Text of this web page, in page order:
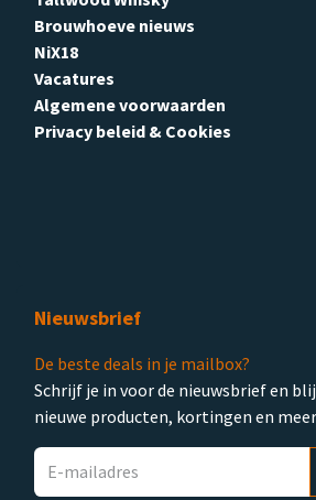
Brouwhoeve nieuws
NiX18
Vacatures
Algemene voorwaarden
Privacy beleid & Cookies
Nieuwsbrief
De beste deals in je mailbox?
Schrijf je in voor de nieuwsbrief en
nieuwe producten, kortingen en